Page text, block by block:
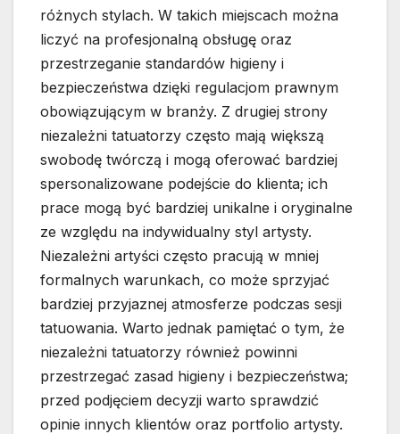
różnych stylach. W takich miejscach można
liczyć na profesjonalną obsługę oraz
przestrzeganie standardów higieny i
bezpieczeństwa dzięki regulacjom prawnym
obowiązującym w branży. Z drugiej strony
niezależni tatuatorzy często mają większą
swobodę twórczą i mogą oferować bardziej
spersonalizowane podejście do klienta; ich
prace mogą być bardziej unikalne i oryginalne
ze względu na indywidualny styl artysty.
Niezależni artyści często pracują w mniej
formalnych warunkach, co może sprzyjać
bardziej przyjaznej atmosferze podczas sesji
tatuowania. Warto jednak pamiętać o tym, że
niezależni tatuatorzy również powinni
przestrzegać zasad higieny i bezpieczeństwa;
przed podjęciem decyzji warto sprawdzić
opinie innych klientów oraz portfolio artysty.